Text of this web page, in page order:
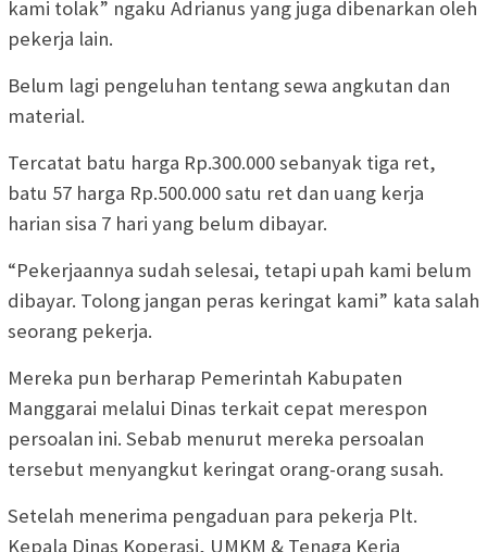
kami tolak” ngaku Adrianus yang juga dibenarkan oleh
pekerja lain.
Belum lagi pengeluhan tentang sewa angkutan dan
material.
Tercatat batu harga Rp.300.000 sebanyak tiga ret,
batu 57 harga Rp.500.000 satu ret dan uang kerja
harian sisa 7 hari yang belum dibayar.
“Pekerjaannya sudah selesai, tetapi upah kami belum
dibayar. Tolong jangan peras keringat kami” kata salah
seorang pekerja.
Mereka pun berharap Pemerintah Kabupaten
Manggarai melalui Dinas terkait cepat merespon
persoalan ini. Sebab menurut mereka persoalan
tersebut menyangkut keringat orang-orang susah.
Setelah menerima pengaduan para pekerja Plt.
Kepala Dinas Koperasi, UMKM & Tenaga Kerja